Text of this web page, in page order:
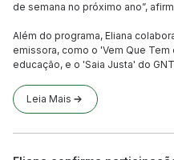
de semana no próximo ano”,
Além do programa, Eliana
emissora, como o 'Vem Que
educação, e o 'Saia Justa' do
Leia Mais